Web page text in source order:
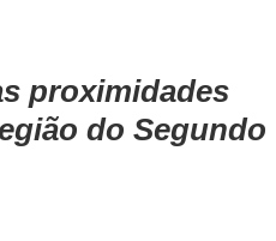
proximidades
do Segundo